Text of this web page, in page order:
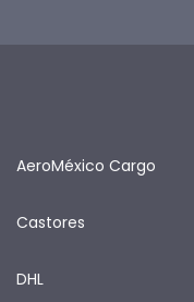
AeroMéxico Cargo
Castores
DHL